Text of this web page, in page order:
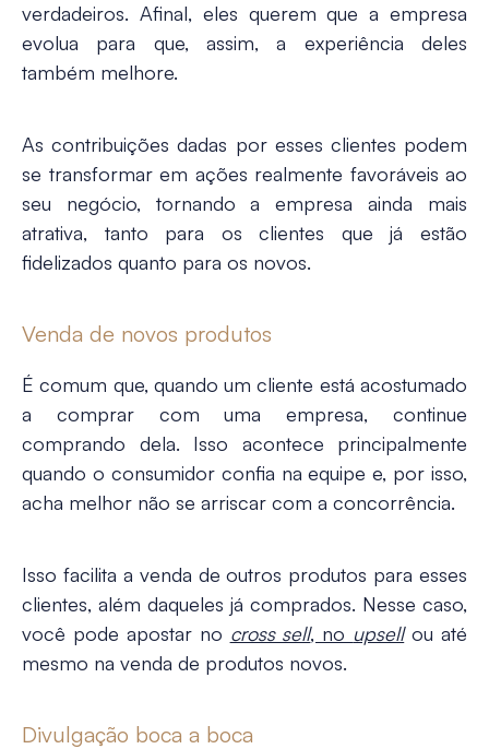
verdadeiros. Afinal, eles querem que a empresa
evolua para que, assim, a experiência deles
também melhore.
As contribuições dadas por esses clientes podem
se transformar em ações realmente favoráveis ao
seu negócio, tornando a empresa ainda mais
atrativa, tanto para os clientes que já estão
fidelizados quanto para os novos.
Venda de novos produtos
É comum que, quando um cliente está acostumado
a comprar com uma empresa, continue
comprando dela. Isso acontece principalmente
quando o consumidor confia na equipe e, por isso,
acha melhor não se arriscar com a concorrência.
Isso facilita a venda de outros produtos para esses
clientes, além daqueles já comprados. Nesse caso,
você pode apostar no cross sell, no upsellou até
mesmo na venda de produtos novos.
Divulgação boca a boca